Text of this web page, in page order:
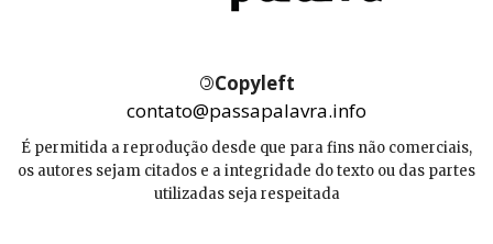
©Copyleft
contato@passapalavra.info
É permitida a reprodução desde que para fins não comerciais,
os autores sejam citados e a integridade do texto ou das partes
utilizadas seja respeitada